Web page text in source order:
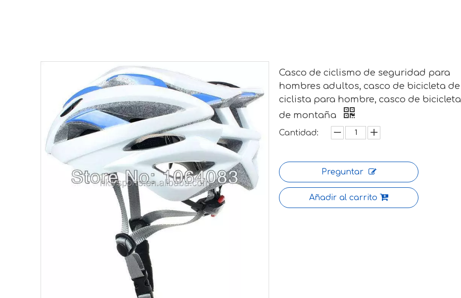
Casco de ciclismo de seguridad para
hombres adultos, casco de bicicleta de
ciclista para hombre, casco de bicicleta
de montaña
Cantidad:
Preguntar
Añadir al carrito